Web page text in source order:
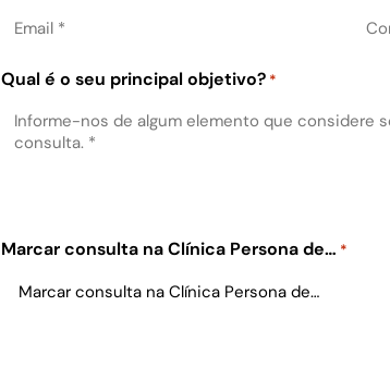
Qual é o seu principal objetivo? *
Marcar consulta na Clínica Persona de… *